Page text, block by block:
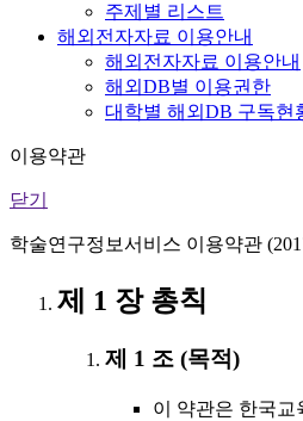
주제별 리스트
해외전자자료 이용안내
해외전자자료 이용안내
해외DB별 이용권한
대학별 해외DB 구독현
이용약관
닫기
학술연구정보서비스 이용약관
제 1 장 총칙
제 1 조 (목적)
이 약관은 한국교